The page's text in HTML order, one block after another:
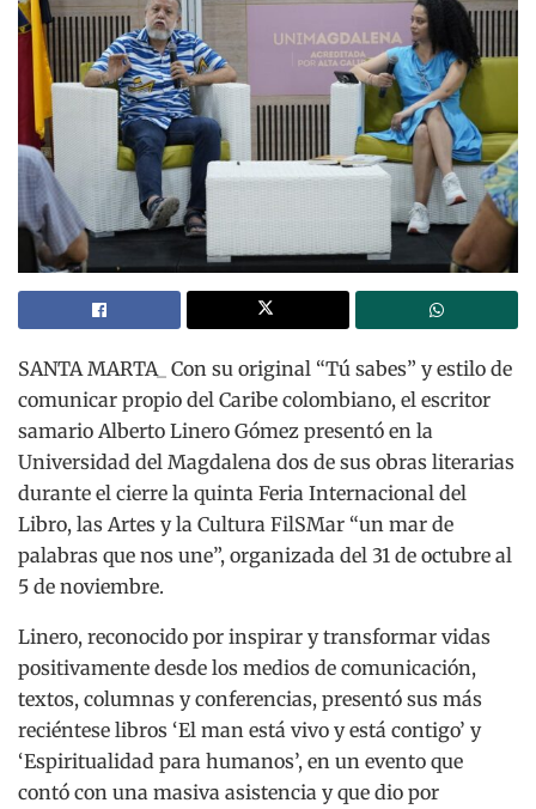
SANTA MARTA_ Con su original “Tú sabes” y estilo de
comunicar propio del Caribe colombiano, el escritor
samario Alberto Linero Gómez presentó en la
Universidad del Magdalena dos de sus obras literarias
durante el cierre la quinta Feria Internacional del
Libro, las Artes y la Cultura FilSMar “un mar de
palabras que nos une”, organizada del 31 de octubre al
5 de noviembre.
Linero, reconocido por inspirar y transformar vidas
positivamente desde los medios de comunicación,
textos, columnas y conferencias, presentó sus más
reciéntese libros ‘El man está vivo y está contigo’ y
‘Espiritualidad para humanos’, en un evento que
contó con una masiva asistencia y que dio por